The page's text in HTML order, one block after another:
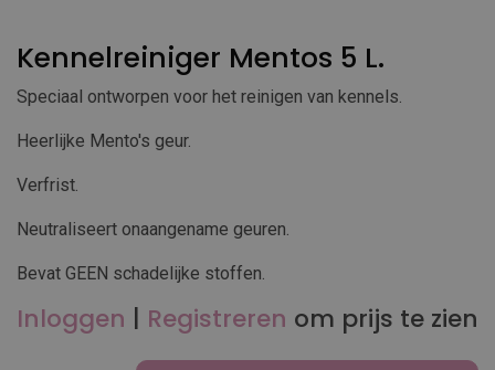
Kennelreiniger Mentos 5 L.
Speciaal ontworpen voor het reinigen van kennels.
Heerlijke Mento's geur.
Verfrist.
Neutraliseert onaangename geuren.
Bevat GEEN schadelijke stoffen.
Inloggen | Registreren om prijs te zien